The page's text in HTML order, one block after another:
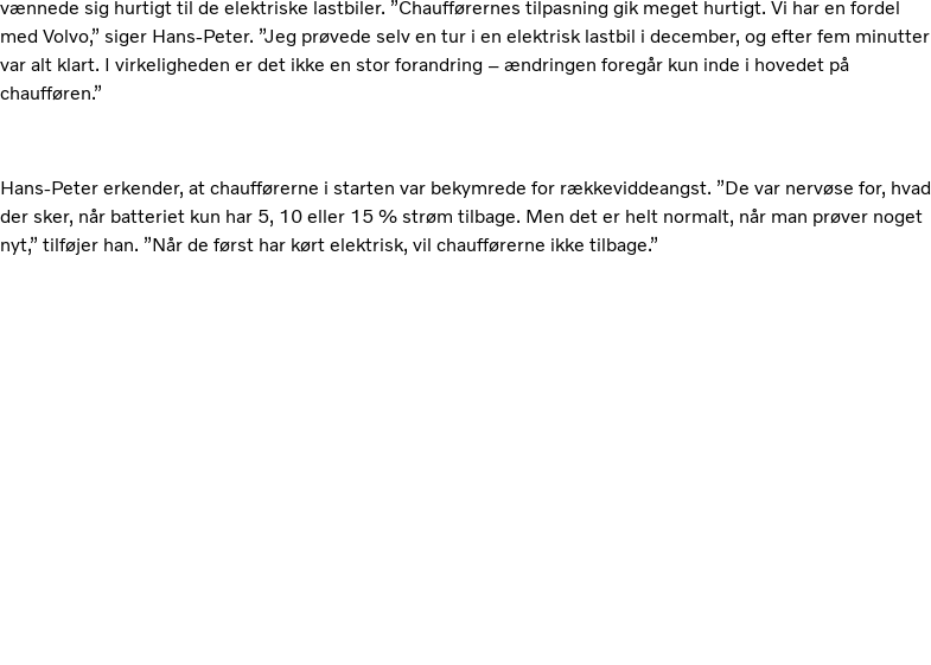
vænnede sig hurtigt til de elektriske lastbiler. ”Chaufførernes tilpasning gik meget hurtigt. Vi har en fordel
med Volvo,” siger Hans-Peter. ”Jeg prøvede selv en tur i en elektrisk lastbil i december, og efter fem minutter
var alt klart. I virkeligheden er det ikke en stor forandring – ændringen foregår kun inde i hovedet på
chaufføren.”
Hans-Peter erkender, at chaufførerne i starten var bekymrede for rækkeviddeangst. ”De var nervøse for, hvad
der sker, når batteriet kun har 5, 10 eller 15 % strøm tilbage. Men det er helt normalt, når man prøver noget
nyt,” tilføjer han. ”Når de først har kørt elektrisk, vil chaufførerne ikke tilbage.”